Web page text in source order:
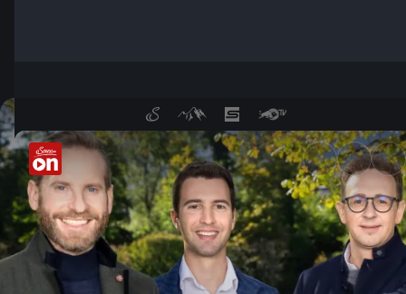
Servus Wetter: Aktuelle